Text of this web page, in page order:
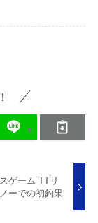
ゲーム TTリ
ーでの初釣果